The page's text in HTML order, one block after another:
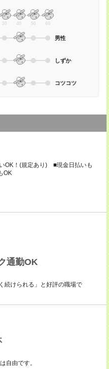
30 40 50 60
男性
しずか
コツコツ
OK！(規定あり) ■現金日払いも
OK
通勤OK
続けられる」と好評の職場で
自由です。